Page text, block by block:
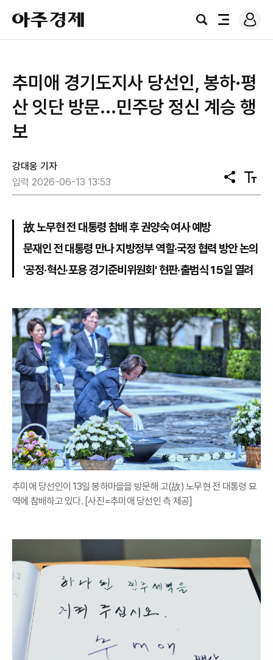
아
주
경
검
전
로
그
추미애 경기도지사 당선인, 봉하·평
산 잇단 방문...민주당 정신 계승 행
보
강대웅 기자
입력 2026-06-13 13:53
공
유
텍
스
故 노무현 전 대통령 참배 후 권양숙 여사 예방
문재인 전 대통령 만나 지방정부 역할·국정 협력 방안 논의
'공정·혁신·포용 경기준비위원회' 현판·출범식 15일 열려
추미애 당선인이 13일 봉하마을을 방문해 고(故) 노무현 전 대통령 묘
역에 참배하고 있다. [사진=추미애 당선인 측 제공]